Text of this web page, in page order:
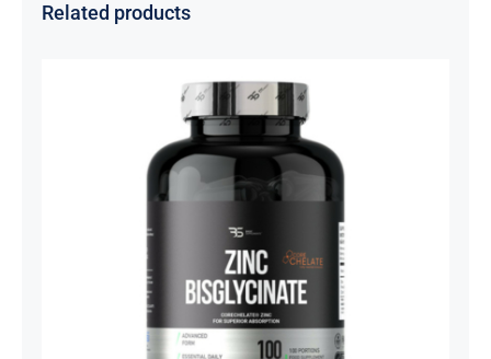
Related products
Cink Bisglicinat 20 mg – Zinc
Bisglycinate CoreChelate®, 100
kapsula
Basic supplements Svi proizvodi Vitaminko
1.350,00рсд